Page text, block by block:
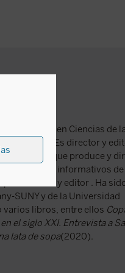
Derecho y en Ciencias de la
de Cope. Es director y
con la que produce y
redactor de informativos de
presentador y editor . Ha
SUNY y de la Universidad
varios libros, entre ellos
el siglo XXI. Entrevista a
lata de sopa(2020).